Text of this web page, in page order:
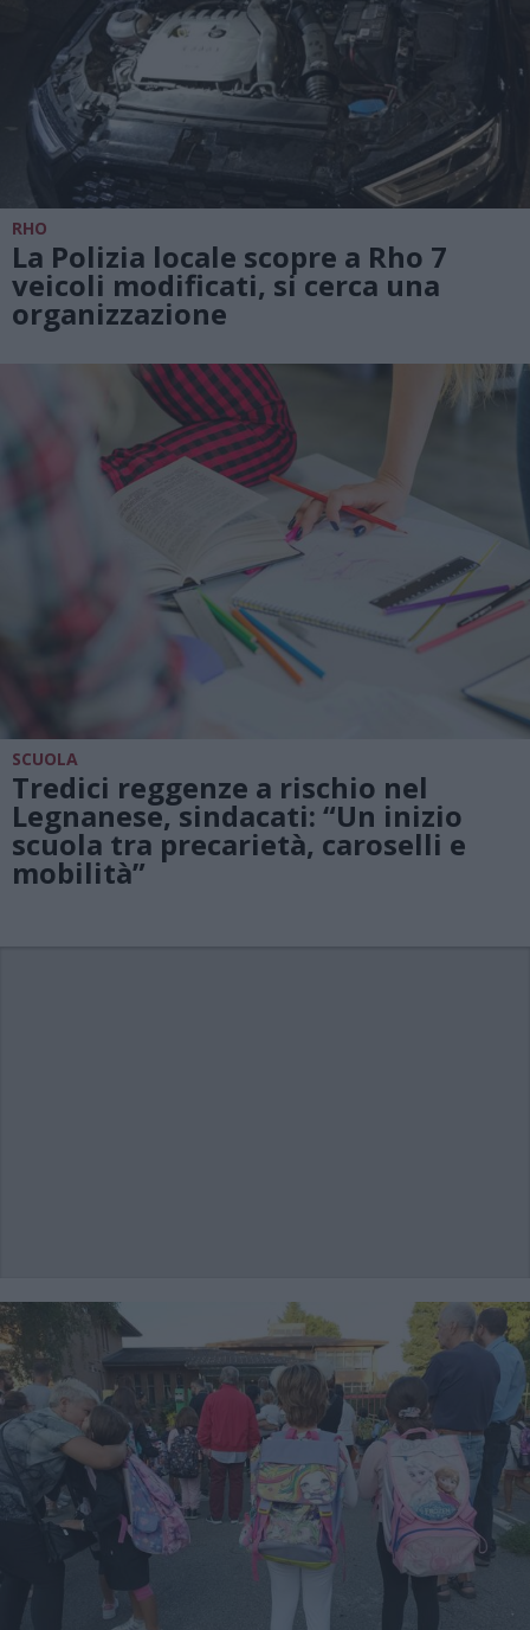
RHO
La Polizia locale scopre a Rho 7
veicoli modificati, si cerca una
organizzazione
SCUOLA
Tredici reggenze a rischio nel
Legnanese, sindacati: “Un inizio
scuola tra precarietà, caroselli e
mobilità”